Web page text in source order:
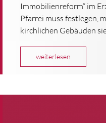
Immobilienreform“ im
Pfarrei muss festlegen,
kirchlichen Gebäuden
weiterlesen